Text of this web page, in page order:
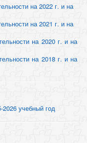
на 2022 г. и на
на 2021 г. и на
на 2020 г. и на
на 2018 г. и на
учебный год